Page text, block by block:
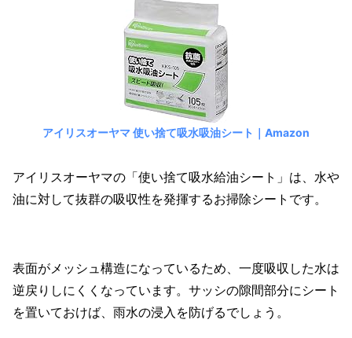
アイリスオーヤマ 使い捨て吸水吸油シート｜Amazon
アイリスオーヤマの「使い捨て吸水給油シート」は、水や
油に対して抜群の吸収性を発揮するお掃除シートです。
表面がメッシュ構造になっているため、一度吸収した水は
逆戻りしにくくなっています。サッシの隙間部分にシート
を置いておけば、雨水の浸入を防げるでしょう。